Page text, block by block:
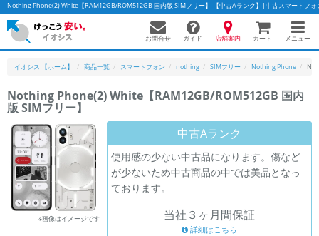
Nothing Phone(2) White【RAM12GB/ROM512GB 国内版 SIMフリー】 【中古Aランク】|中古スマートフォ
お問合せ ガイド 店舗案内 カート メニュー
イオシス 【ホーム】 商品一覧 スマートフォン nothing SIMフリー Nothing Phone
Nothing Phone(2) White【RAM12GB/ROM512GB 国内
版 SIMフリー】
※画像はイメージです
中古Aランク
使用感の少ない中古品になります。傷など
が少ないため中古商品の中では美品となっ
ております。
当社３ヶ月間保証
詳細はこちら
かんたんパソコン検索に切り替える
フリーワード
除外ワード
人気の検索ワード：Let's note